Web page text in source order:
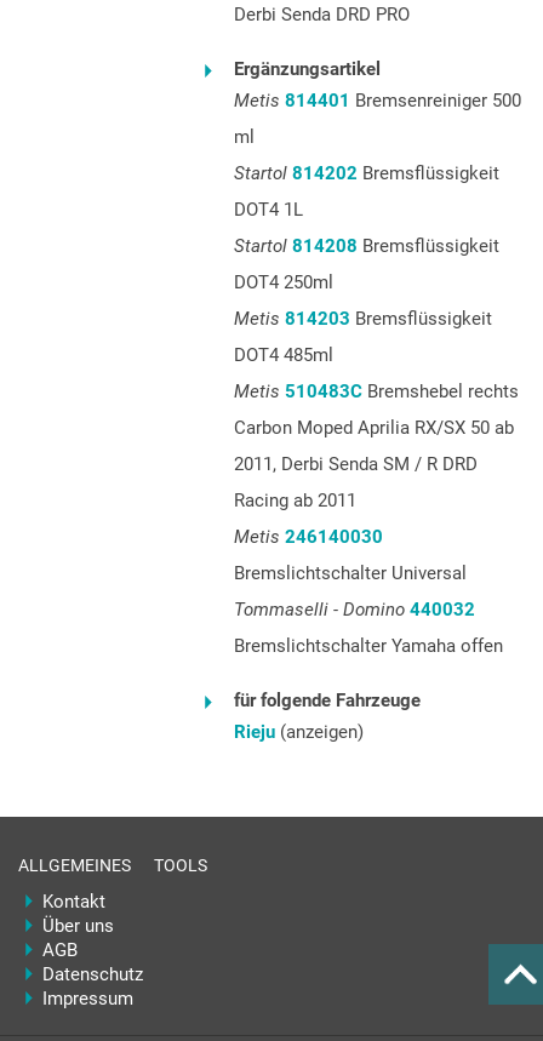
Derbi Senda DRD PRO
Ergänzungsartikel
Metis 814401 Bremsenreiniger 500
ml
Startol 814202 Bremsflüssigkeit
DOT4 1L
Startol 814208 Bremsflüssigkeit
DOT4 250ml
Metis 814203 Bremsflüssigkeit
DOT4 485ml
Metis 510483CBremshebel rechts
Carbon Moped Aprilia RX/SX 50 ab
2011, Derbi Senda SM / R DRD
Racing ab 2011
Metis 246140030
Bremslichtschalter Universal
Tommaselli - Domino 440032
Bremslichtschalter Yamaha offen
für folgende Fahrzeuge
Rieju(anzeigen)
ALLGEMEINES
Kontakt
Über uns
AGB
Datenschutz
Impressum
TOOLS